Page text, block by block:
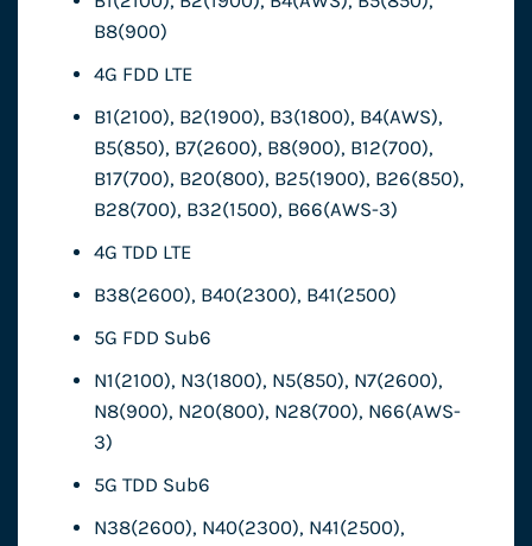
B8(900)
4G FDD LTE
B1(2100), B2(1900), B3(1800), B4(AWS),
B5(850), B7(2600), B8(900), B12(700),
B17(700), B20(800), B25(1900), B26(850),
B28(700), B32(1500), B66(AWS-3)
4G TDD LTE
B38(2600), B40(2300), B41(2500)
5G FDD Sub6
N1(2100), N3(1800), N5(850), N7(2600),
N8(900), N20(800), N28(700), N66(AWS-
3)
5G TDD Sub6
N38(2600), N40(2300), N41(2500),